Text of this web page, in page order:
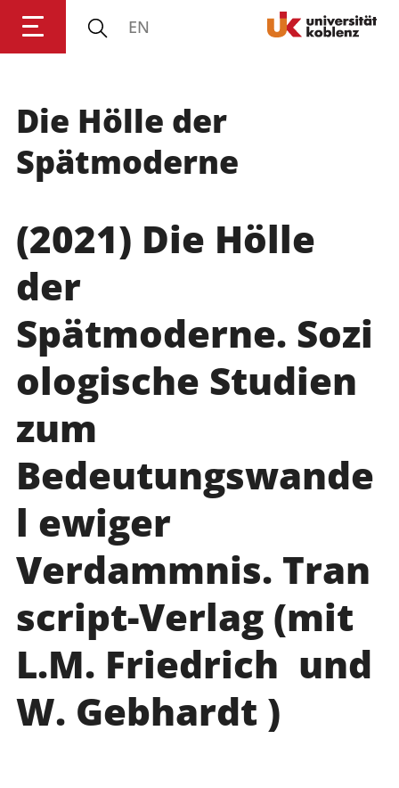
Anmelden Impressum Datenschutz
EN
Die Hölle der
Spätmoderne
(2021) Die Hölle
der
Spätmoderne. Sozi
ologische Studien
zum
Bedeutungswande
l ewiger
Verdammnis. Tran
script-Verlag (mit
L.M. Friedrich und
W. Gebhardt )